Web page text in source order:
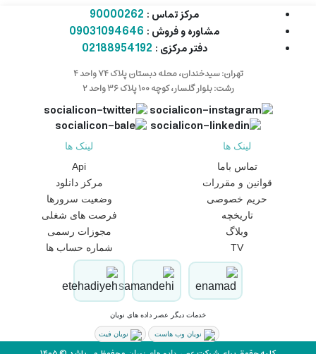
مرکز تماس : 90000262
مشاوره و فروش : 09031094646
دفتر مرکزی : 02188954192
تهران: سیدخندان، محله دبستان پلاک ۷۴ واحد ۴
رشت: بلوار گلسار، کوچه ۱۰۰ پلاک ۳۶ واحد ۲
لینک ها
تماس باما
قوانین و مقررات
حریم خصوصی
تاریخچه
وبلاگ
TV
لینک ها
Api
مرکز دانلود
وضعیت سرورها
فرصت های شغلی
مجوزات رسمی
شماره حساب ها
خدمات دیگر عصر داده های نویان
نویان وب هاست نویان فیت